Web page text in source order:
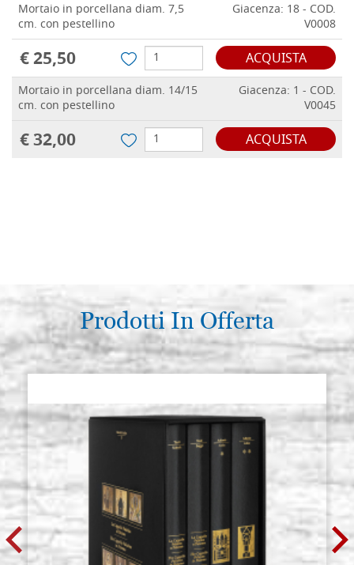
Mortaio in porcellana diam. 7,5
cm. con pestellino
Giacenza: 18 - COD.
V0008
€ 25,50 ACQUISTA
Mortaio in porcellana diam. 14/15
cm. con pestellino
Giacenza: 1 - COD.
V0045
€ 32,00 ACQUISTA
Prodotti In Offerta